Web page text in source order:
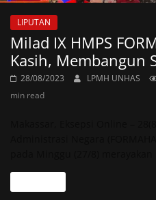
LIPUTAN
Milad IX HMPS
Kasih, Membangun
28/08/2023 LPMH UNHAS
min read